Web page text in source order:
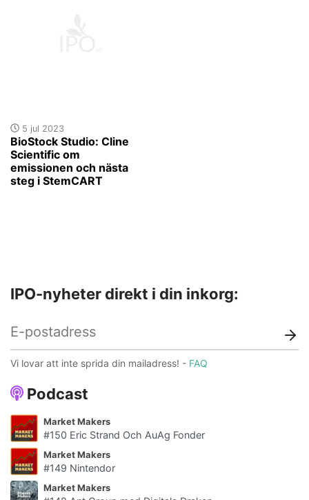
5 jul 2023
BioStock Studio: Cline
Scientific om
emissionen och nästa
steg i StemCART
Podcast
Market Makers
#150 Eric Strand Och AuAg Fonder
Market Makers
#149 Nintendor
Market Makers
IPO-nyheter direkt i din inkorg:
Vi lovar att inte sprida din mailadress! - FAQ